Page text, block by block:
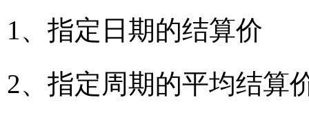
1、指定日期的结算价
2、指定周期的平均结算